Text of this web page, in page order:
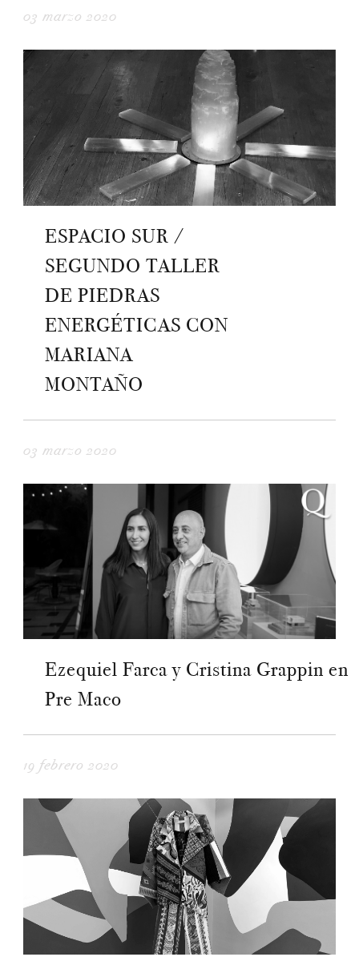
03 marzo 2020
ESPACIO SUR /
SEGUNDO TALLER
DE PIEDRAS
ENERGÉTICAS CON
MARIANA
MONTAÑO
03 marzo 2020
Ezequiel Farca y Cristina Grappin en
Pre Maco
19 febrero 2020